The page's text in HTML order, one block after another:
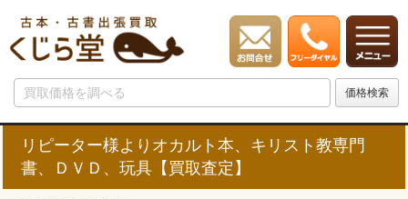
リピーター様よりオカルト本、キリスト教専門
書、ＤＶＤ、玩具【買取査定】